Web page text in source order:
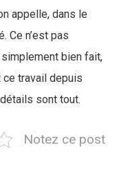
appelle, dans le
Ce n’est pas
simplement bien fait,
ce travail depuis
sont tout.
Notez ce post